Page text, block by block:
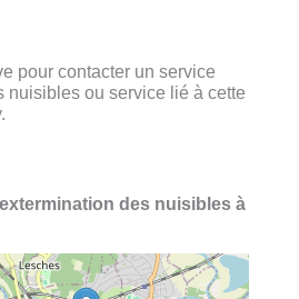
pour contacter un service
nuisibles ou service lié à cette
des nuisibles à